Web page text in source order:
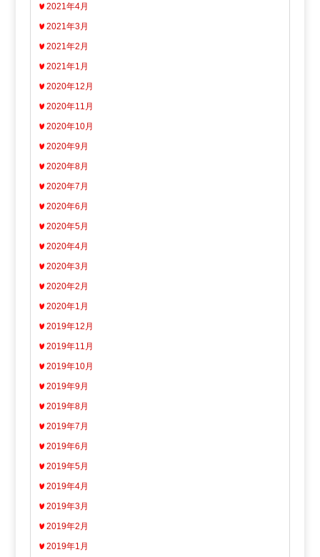
2021年4月
2021年3月
2021年2月
2021年1月
2020年12月
2020年11月
2020年10月
2020年9月
2020年8月
2020年7月
2020年6月
2020年5月
2020年4月
2020年3月
2020年2月
2020年1月
2019年12月
2019年11月
2019年10月
2019年9月
2019年8月
2019年7月
2019年6月
2019年5月
2019年4月
2019年3月
2019年2月
2019年1月